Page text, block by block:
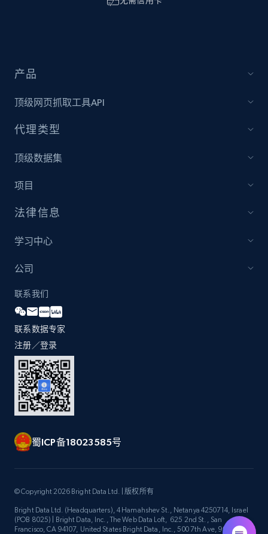
产品
顶级网页抓取工具API
代理类型
顶级数据集
项目
法律信息
学习中心
公司
联系我们
联系数据专家
注册／登录
蜀ICP备18023585号
© Copyright 2026 Bright Data Ltd. | 版权所有
Bright Data Ltd. (Headquarters), 4 Hamahshev St., Netanya 4250714, Israel
(POB 8025) | Bright Data, Inc., The Web Data Loft, 625 2nd St., San
Francisco, CA 94107, United States Bright Data, Inc., 500 7th Ave, 9th Floor